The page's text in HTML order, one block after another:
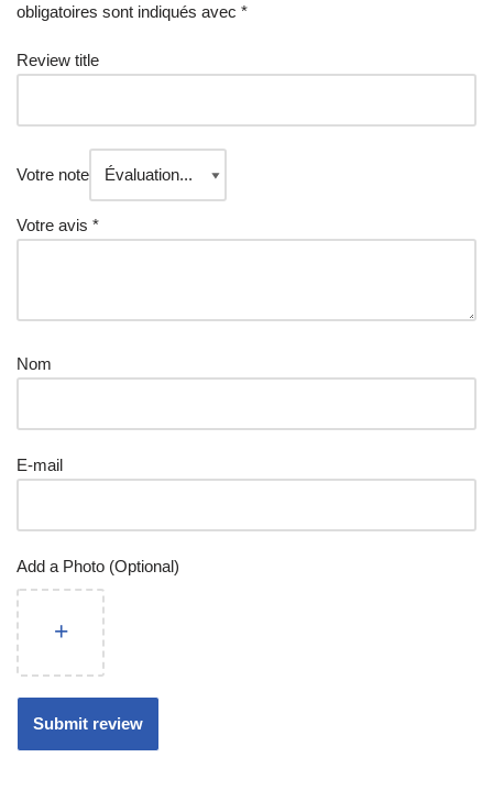
obligatoires sont indiqués avec *
Review title
Votre note
Votre avis *
Nom
E-mail
Add a Photo (Optional)